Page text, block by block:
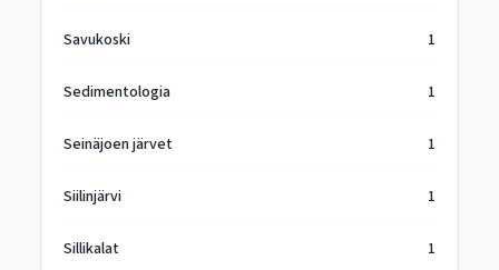
Savukoski 1
Sedimentologia 1
Seinäjoen järvet 1
Siilinjärvi 1
Sillikalat 1